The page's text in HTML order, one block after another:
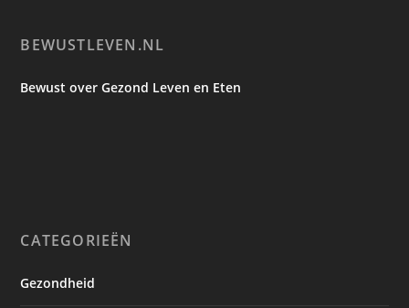
BEWUSTLEVEN.NL
Bewust over Gezond Leven en Eten
CATEGORIEËN
Gezondheid